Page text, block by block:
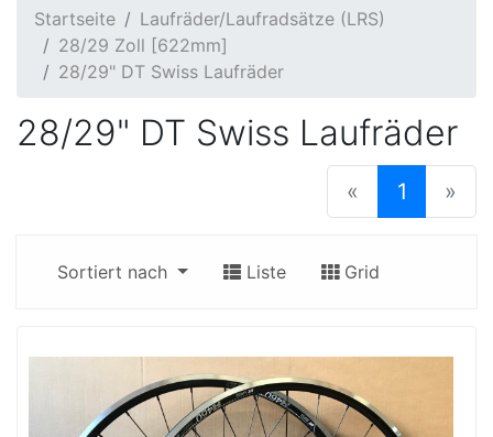
Startseite
Laufräder/Laufradsätze (LRS)
28/29 Zoll [622mm]
28/29" DT Swiss Laufräder
28/29" DT Swiss Laufräder
« 1 »
Sortiert nach Liste Grid